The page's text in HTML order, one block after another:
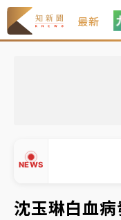
最新
NEWS
中信慈善基金會想
駁 理由曝光
故宮《龍藏經》特
周六起展出延長至
沈玉琳白血